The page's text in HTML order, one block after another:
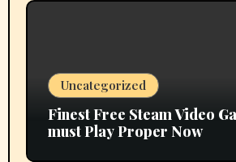
Uncategorized
Finest Free Steam Video
must Play Proper Now